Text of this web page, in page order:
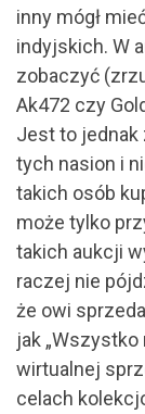
inny mógł
indyjskich. W
zobaczyć
Ak472 czy
Jest to jednak
tych nasion i
takich osób
może tylko
takich aukcji
raczej nie
że owi
jak
wirtualnej
celach